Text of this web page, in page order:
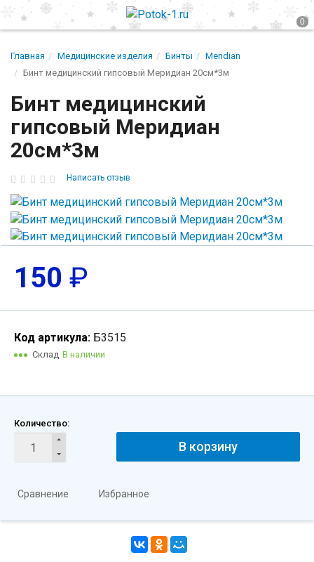
Главная Медицинские изделия Бинты
Meridian
Бинт медицинский гипсовый Меридиан 20см*3м
Бинт медицинский
гипсовый Меридиан
20см*3м
Написать отзыв
150 ₽
Код артикула: Б3515
Склад В наличии
Количество:
В корзину
Сравнение Избранное